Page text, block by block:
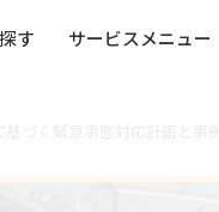
す サービスメニュー